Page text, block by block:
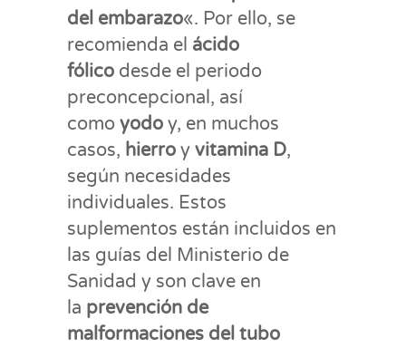
del embarazo«. Por ello, se
recomienda el ácido
fólico desde el periodo
preconcepcional, así
como yodo y, en muchos
casos, hierro y vitamina D,
según necesidades
individuales. Estos
suplementos están incluidos en
las guías del Ministerio de
Sanidad y son clave en
la prevención de
malformaciones del tubo